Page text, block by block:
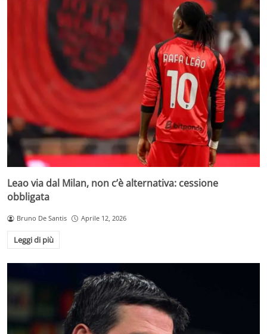
Leao via dal Milan, non c’è alternativa: cessione
obbligata
Bruno De Santis Aprile 12, 2026
Leggi di più